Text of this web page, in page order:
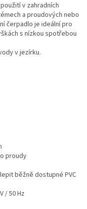
v zahradních
a proudových nebo
čerpadlo je ideální pro
s nízkou spotřebou
v jezírku.
proudy
běžně dostupné PVC
/ 50 Hz